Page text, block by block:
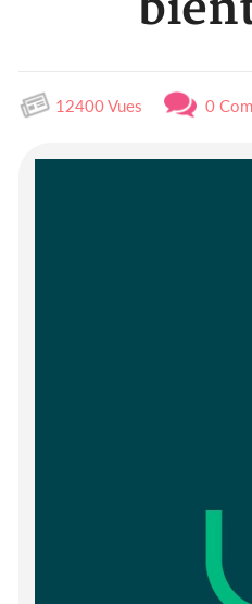
12400 Vues 0